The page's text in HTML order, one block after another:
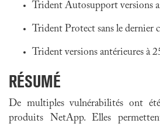
Trident Autosupport versions
Trident Protect sans le dernier
Trident versions antérieures à
RÉSUMÉ
De multiples vulnérabilités ont
produits NetApp. Elles